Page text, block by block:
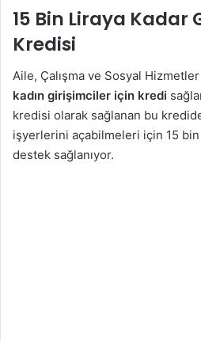
15 Bin Liraya Kadar
Kredisi
Aile, Çalışma ve Sosyal Hizmetler
kadın girişimciler için kredi
kredisi olarak sağlanan bu
işyerlerini açabilmeleri için 15
destek sağlanıyor.